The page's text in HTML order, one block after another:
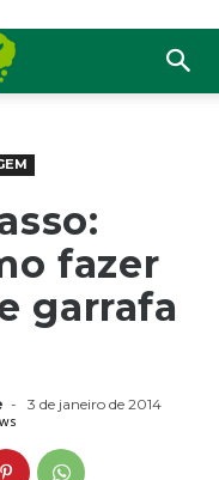
fazer
garrafa
-
3 de janeiro de 2014